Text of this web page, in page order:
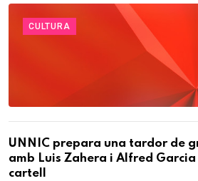
CULTURA
UNNIC prepara una tardor de
amb Luis Zahera i Alfred Garcia
cartell